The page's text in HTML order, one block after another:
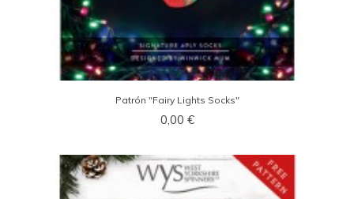
Patrón "Fairy Lights Socks"
0,00 €